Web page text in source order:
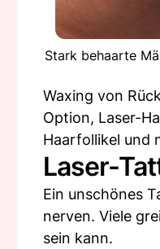
Stark behaarte
Waxing von
Option, Laser-
Haarfollikel und
Laser-
Ein unschönes
nerven. Viele
sein kann.